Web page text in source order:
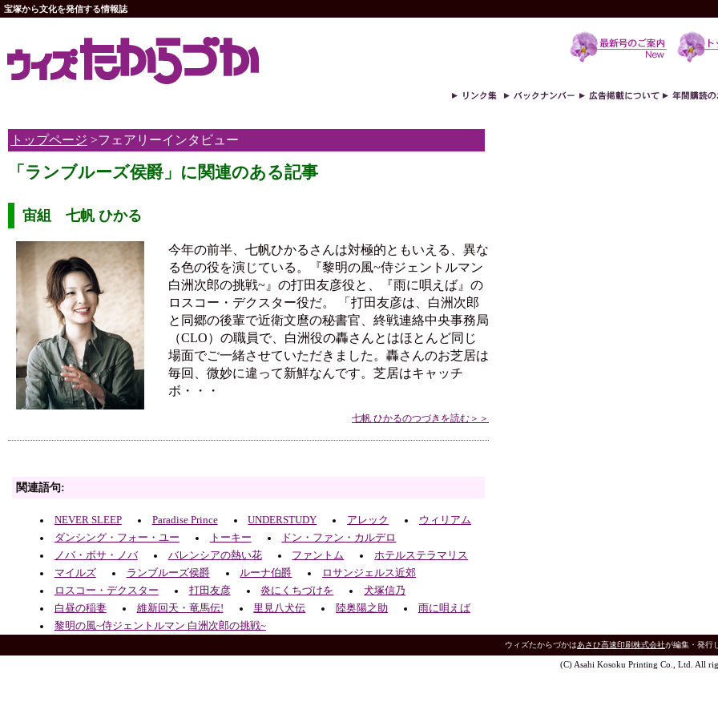
宝塚から文化を発信する情報誌
トップページ >フェアリーインタビュー
「ランブルーズ侯爵」に関連のある記事
宙組 七帆 ひかる
今年の前半、七帆ひかるさんは対極的ともいえる、異な
る色の役を演じている。『黎明の風~侍ジェントルマン
白洲次郎の挑戦~』の打田友彦役と、『雨に唄えば』の
ロスコー・デクスター役だ。 「打田友彦は、白洲次郎
と同郷の後輩で近衛文麿の秘書官、終戦連絡中央事務局
（CLO）の職員で、白洲役の轟さんとはほとんど同じ
場面でご一緒させていただきました。轟さんのお芝居は
毎回、微妙に違って新鮮なんです。芝居はキャッチ
ボ・・・
七帆 ひかるのつづきを読む＞＞
関連語句:
NEVER SLEEP Paradise Prince UNDERSTUDY アレック
ウィリアム
ダンシング・フォー・ユー
トーキー
ドン・ファン・カルデロ
ノバ・ボサ・ノバ
バレンシアの熱い花 ファントム
ホテルステラマリス
マイルズ
ランブルーズ侯爵 ルーナ伯爵
ロサンジェルス近郊
ロスコー・デクスター
打田友彦 炎にくちづけを
犬塚信乃
白昼の稲妻
維新回天・竜馬伝! 里見八犬伝 陸奥陽之助
雨に唄えば
黎明の風~侍ジェントルマン 白洲次郎の挑戦~
ウィズたからづかはあさひ高速印刷株式会社が編集・発行
(C) Asahi Kosoku Printing Co., Ltd. All